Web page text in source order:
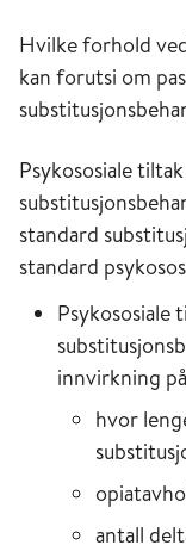
Hvilke forhold
kan forutsi om
Psykososiale
standard
standard
Psykososiale
innvirkning
hvor
antall